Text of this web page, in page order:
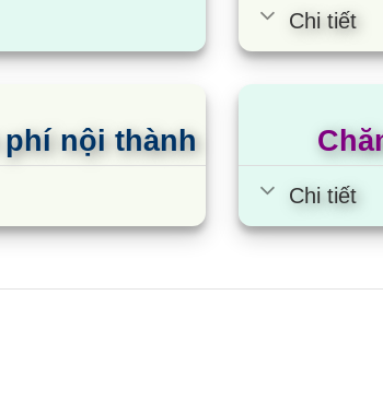
sẵn sàng phục vụ khách hàng mọi
tất cả khách hàng có thể tiếp cận với
Chi tiết
nội thành
Chi tiết